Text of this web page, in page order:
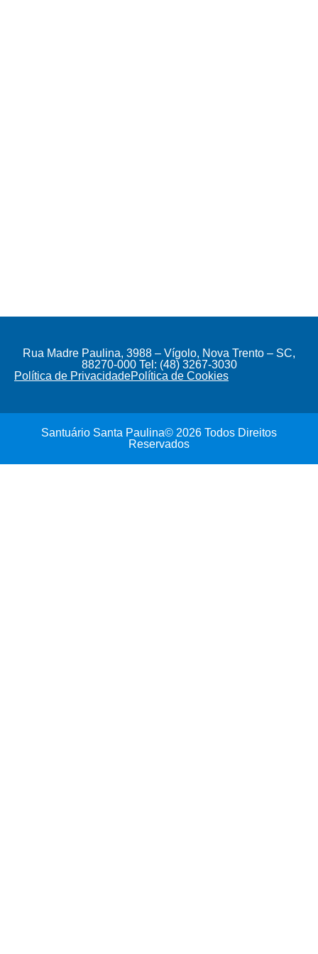
Rua Madre Paulina, 3988 – Vígolo, Nova Trento – SC,
88270-000 Tel: (48) 3267-3030
Política de PrivacidadePolítica de Cookies
Santuário Santa Paulina© 2026 Todos Direitos
Reservados